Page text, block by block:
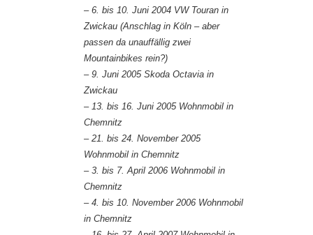
– 6. bis 10. Juni 2004 VW Touran in
Zwickau (Anschlag in Köln – aber
passen da unauffällig zwei
Mountainbikes rein?)
– 9. Juni 2005 Skoda Octavia in
Zwickau
– 13. bis 16. Juni 2005 Wohnmobil in
Chemnitz
– 21. bis 24. November 2005
Wohnmobil in Chemnitz
– 3. bis 7. April 2006 Wohnmobil in
Chemnitz
– 4. bis 10. November 2006 Wohnmobil
in Chemnitz